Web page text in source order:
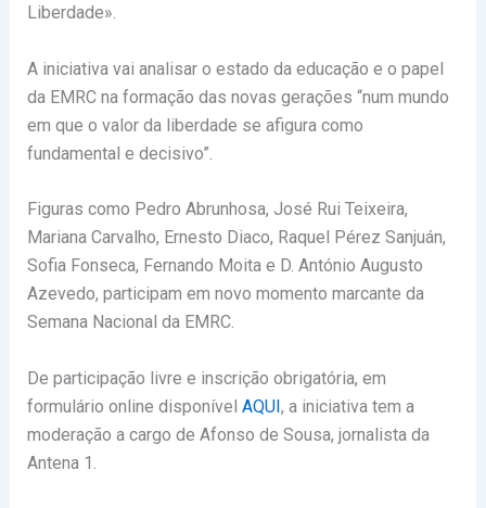
Liberdade».
A iniciativa vai analisar o estado da educação e o papel
da EMRC na formação das novas gerações “num mundo
em que o valor da liberdade se afigura como
fundamental e decisivo”.
Figuras como Pedro Abrunhosa, José Rui Teixeira,
Mariana Carvalho, Ernesto Diaco, Raquel Pérez Sanjuán,
Sofia Fonseca, Fernando Moita e D. António Augusto
Azevedo, participam em novo momento marcante da
Semana Nacional da EMRC.
De participação livre e inscrição obrigatória, em
formulário online disponível AQUI, a iniciativa tem a
moderação a cargo de Afonso de Sousa, jornalista da
Antena 1.